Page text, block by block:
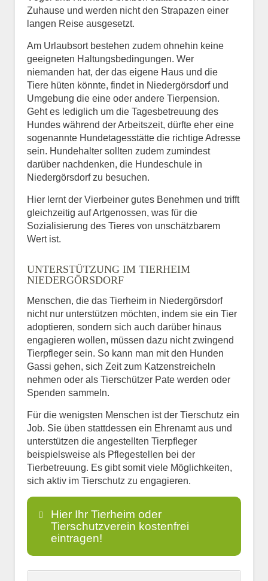
Zuhause und werden nicht den Strapazen einer
langen Reise ausgesetzt.
Am Urlaubsort bestehen zudem ohnehin keine
geeigneten Haltungsbedingungen. Wer
niemanden hat, der das eigene Haus und die
Tiere hüten könnte, findet in Niedergörsdorf und
Umgebung die eine oder andere Tierpension.
Geht es lediglich um die Tagesbetreuung des
Hundes während der Arbeitszeit, dürfte eher eine
sogenannte Hundetagesstätte die richtige Adresse
sein. Hundehalter sollten zudem zumindest
darüber nachdenken, die Hundeschule in
Niedergörsdorf zu besuchen.
Hier lernt der Vierbeiner gutes Benehmen und trifft
gleichzeitig auf Artgenossen, was für die
Sozialisierung des Tieres von unschätzbarem
Wert ist.
UNTERSTÜTZUNG IM TIERHEIM
NIEDERGÖRSDORF
Menschen, die das Tierheim in Niedergörsdorf
nicht nur unterstützen möchten, indem sie ein Tier
adoptieren, sondern sich auch darüber hinaus
engagieren wollen, müssen dazu nicht zwingend
Tierpfleger sein. So kann man mit den Hunden
Gassi gehen, sich Zeit zum Katzenstreicheln
nehmen oder als Tierschützer Pate werden oder
Spenden sammeln.
Für die wenigsten Menschen ist der Tierschutz ein
Job. Sie üben stattdessen ein Ehrenamt aus und
unterstützen die angestellten Tierpfleger
beispielsweise als Pflegestellen bei der
Tierbetreuung. Es gibt somit viele Möglichkeiten,
sich aktiv im Tierschutz zu engagieren.
Hier Ihr Tierheim oder
Tierschutzverein kostenfrei
eintragen!